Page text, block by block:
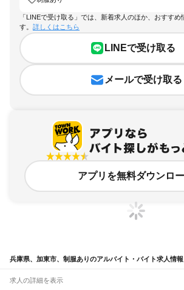
「LINEで受け取る」では、新着求人のほか、おすすめ
す。 詳しくはこちら
LINEで受け取る
メールで受け取る
アプリを無料ダウンロ
兵庫県、加東市、制服ありのアルバイト・バイト求人情報
求人の詳細を表示